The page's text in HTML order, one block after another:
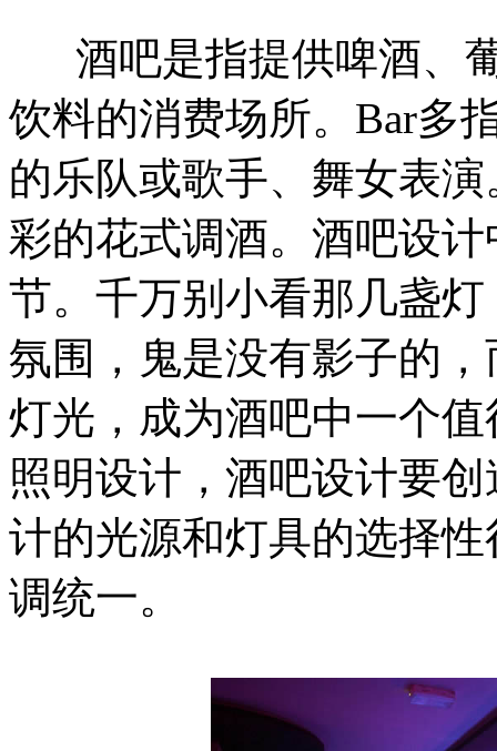
酒吧是指提供啤酒、
饮料的消费场所。Bar多
的乐队或歌手、舞女表
彩的花式调酒。酒吧设
节。千万别小看那几盏
氛围，鬼是没有影子的
灯光，成为酒吧中一个
照明设计，酒吧设计要
计的光源和灯具的选择
调统一。